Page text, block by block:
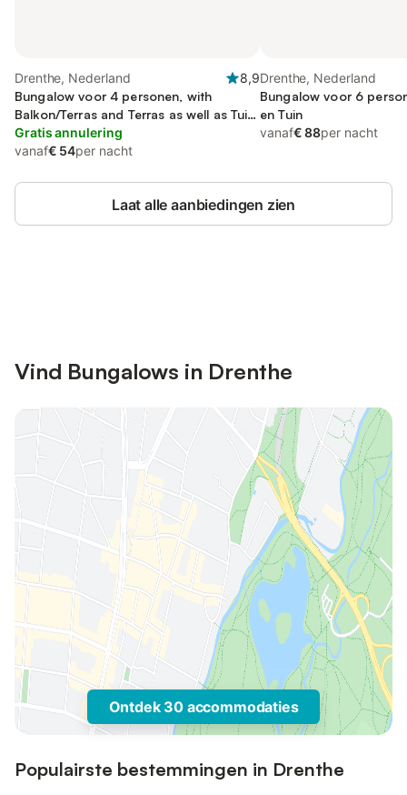
Drenthe, Nederland
8,9
Bungalow voor 4 personen, with
Balkon/Terras and Terras as well as Tuin
and Kinderzwembad
Gratis annulering
vanaf€ 54per nacht
Drenthe, Nederland
Bungalow voor 6
en Tuin
vanaf€ 88per nacht
Laat alle aanbiedingen zien
Vind Bungalows in Drenthe
Ontdek 30 accommodaties
Populairste bestemmingen in Drenthe